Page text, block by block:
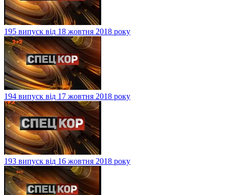
195 випуск від 18 жовтня 2018 року
194 випуск від 17 жовтня 2018 року
193 випуск від 16 жовтня 2018 року